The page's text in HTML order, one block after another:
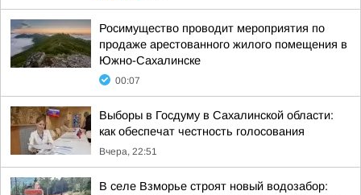
Росимущество проводит мероприятия по
продаже арестованного жилого помещения в
Южно-Сахалинске
00:07
Выборы в Госдуму в Сахалинской области:
как обеспечат честность голосования
Вчера, 22:51
В селе Взморье строят новый водозабор: